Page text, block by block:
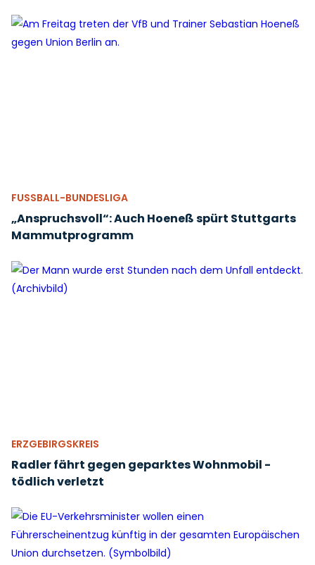
FUSSBALL-BUNDESLIGA
„Anspruchsvoll“: Auch Hoeneß spürt Stuttgarts
Mammutprogramm
ERZGEBIRGSKREIS
Radler fährt gegen geparktes Wohnmobil -
tödlich verletzt